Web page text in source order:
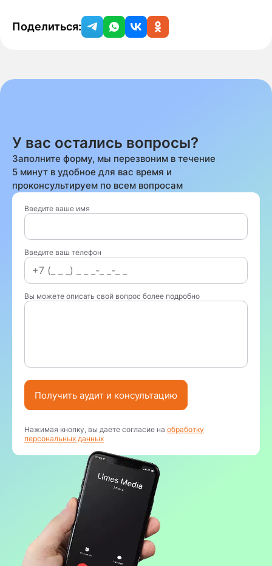
Поделиться:
У вас остались вопросы?
Заполните форму, мы перезвоним в течение
5 минут в удобное для вас время и
проконсультируем по всем вопросам
Введите ваше имя
Введите ваш телефон
Вы можете описать свой вопрос более подробно
Получить аудит и консультацию
Нажимая кнопку, вы даете согласие на обработку
персональных данных